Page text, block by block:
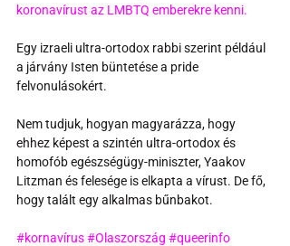
koronavírust az LMBTQ emberekre kenni.
Egy izraeli ultra-ortodox rabbi szerint például
a járvány Isten büntetése a pride
felvonulásokért.
Nem tudjuk, hogyan magyarázza, hogy
ehhez képest a szintén ultra-ortodox és
homofób egészségügy-miniszter, Yaakov
Litzman és felesége is elkapta a vírust. De fő,
hogy talált egy alkalmas bűnbakot.
#kornavírus#Olaszország #queerinfo